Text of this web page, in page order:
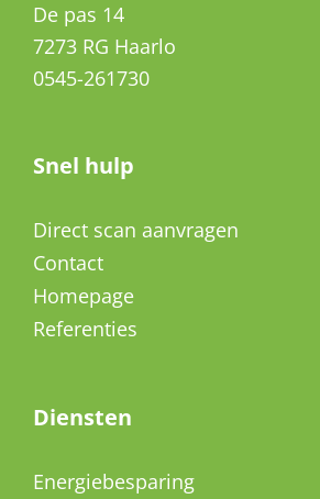
De pas 14
7273 RG Haarlo
0545-261730
Snel hulp
Direct scan aanvragen
Contact
Homepage
Referenties
Diensten
Energiebesparing